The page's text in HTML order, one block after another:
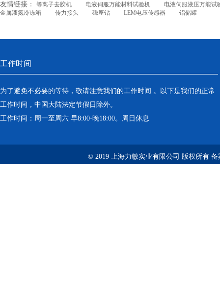
友情链接： 等离子去胶机 电液伺服万能材料试验机
电液伺服液压万能试
金属液氮冷冻箱
传力接头 磁座钻 LEM电压传感器 铝储罐
工作时间
为了避免不必要的等待，敬请注意我们的工作时间 。以下是我们的正常
工作时间，中国大陆法定节假日除外。
工作时间：周一至周六 早8:00-晚18:00。周日休息
© 2019 上海力敏实业有限公司 版权所有 备